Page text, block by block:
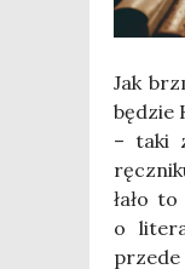
Jak
będzie
– taki
ła­ło
o